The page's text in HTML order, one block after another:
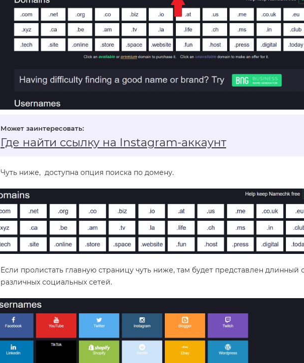
Где найти ссылку на Instagram‑аккаунт
Чуть ниже, доступна опция поиска по домену.
Если пролистать главную страницу чуть ниже, там будет представлен длинный
различных социальных сетей.